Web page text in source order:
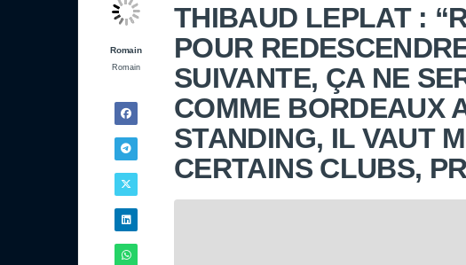
Romain
Romain
THIBAUD LEPLAT :
POUR
SUIVANTE, ÇA NE
COMME BORDEAUX
STANDING, IL VAUT
CERTAINS CLUBS,